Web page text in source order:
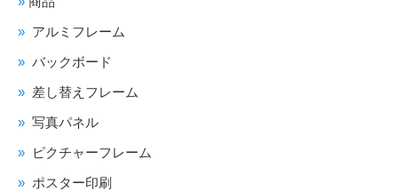
アルミフレーム
バックボード
差し替えフレーム
写真パネル
ピクチャーフレーム
ポスター印刷